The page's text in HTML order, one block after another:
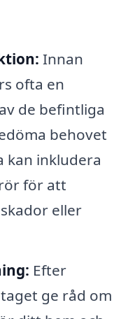
Innan
ofta en
de befintliga
behovet
kan inkludera
för att
eller
Efter
ge råd om